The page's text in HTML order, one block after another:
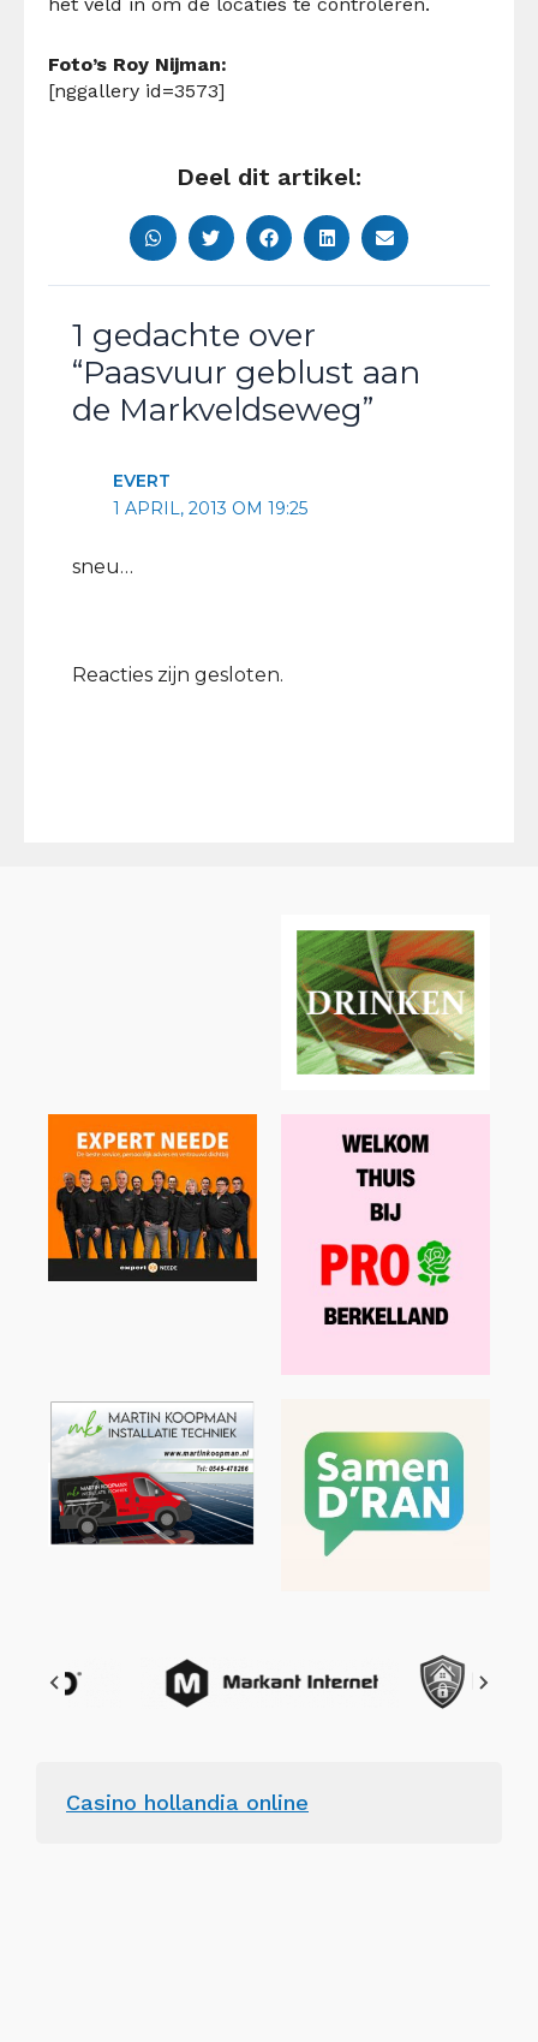
Foto’s Roy Nijman:
[nggallery id=3573]
Deel dit artikel:
1 gedachte over
“Paasvuur geblust aan
de Markveldseweg”
EVERT
1 APRIL, 2013 OM 19:25
sneu…
Reacties zijn gesloten.
Casino hollandia online